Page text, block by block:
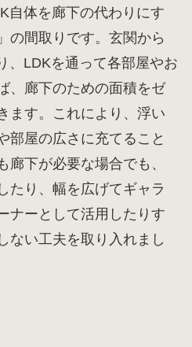
自体を廊下の代わりにす
の間取りです。玄関から
、LDKを通って各部屋やお
、廊下のための面積をゼ
ます。これにより、浮い
部屋の広さに充てること
廊下が必要な場合でも、
たり、幅を広げてギャラ
ナーとして活用したりす
ない工夫を取り入れまし